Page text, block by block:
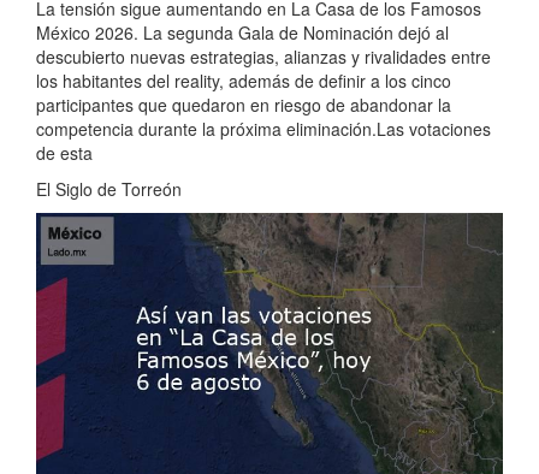
La tensión sigue aumentando en La Casa de los Famosos
México 2026. La segunda Gala de Nominación dejó al
descubierto nuevas estrategias, alianzas y rivalidades entre
los habitantes del reality, además de definir a los cinco
participantes que quedaron en riesgo de abandonar la
competencia durante la próxima eliminación.Las votaciones
de esta
El Siglo de Torreón